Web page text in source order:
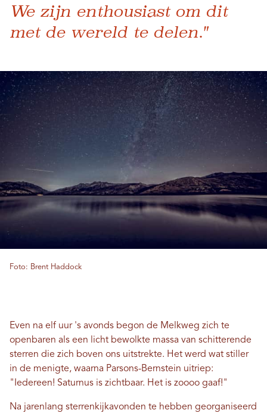
We zijn enthousiast om dit
met de wereld te delen."
Foto: Brent Haddock
Even na elf uur 's avonds begon de Melkweg zich te
openbaren als een licht bewolkte massa van schitterende
sterren die zich boven ons uitstrekte. Het werd wat stiller
in de menigte, waarna Parsons-Bernstein uitriep:
"Iedereen! Saturnus is zichtbaar. Het is zoooo gaaf!"
Na jarenlang sterrenkijkavonden te hebben georganiseerd